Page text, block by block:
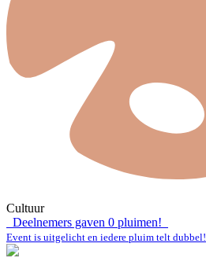
Cultuur
Deelnemers gaven 0 pluimen!
Event is uitgelicht en iedere pluim telt dubbel!